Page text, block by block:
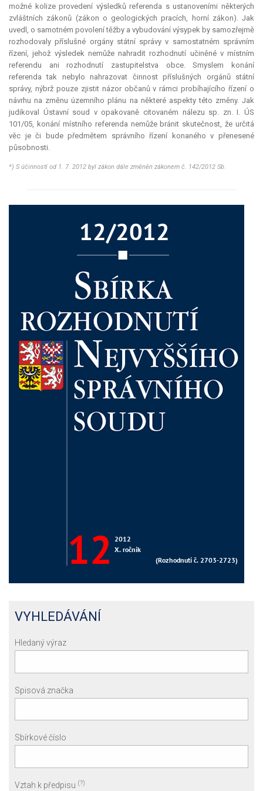
možné kolizeprovedení výsledků referenda s ustanoveními některých
zvláštních zákonů (zákon o geologických pracích, horní zákon). Jak
uvedl, o samotném povolení těžby a vybudování výsypek by samozřejmě
rozhodovaly příslušné orgány státní správy v samostatném správním
řízení, jehož výsledek nemůže nahradit rozhodnutí učiněné v místním
referendu ani rozhodnutí zastupitelstva obce. Smyslem konání
referenda tak nebylo nahrazovat činnost příslušných orgánů státní
správy, nýbrž pouze zjistit názor občanů v rámci probíhajícího řízení o
návrhu na změnu územního plánu na některé aspekty této změny. Jak
judikoval Ústavní soud v opakovaně citovaném nálezu sp. zn. I. ÚS
101/05, konání místního referenda nemůže bránit skutečnost, že určitá
věc je či bude předmětem správního řízení konaného v přenesené
působnosti.
*) S účinností od 1. 7. 2012 byl zákon dále změněn zákonem č. 142/2012 Sb.
VYHLEDÁVÁNÍ
Hledaný výraz
Spisová značka
Sbírkové číslo
Vztah k předpisu (?)